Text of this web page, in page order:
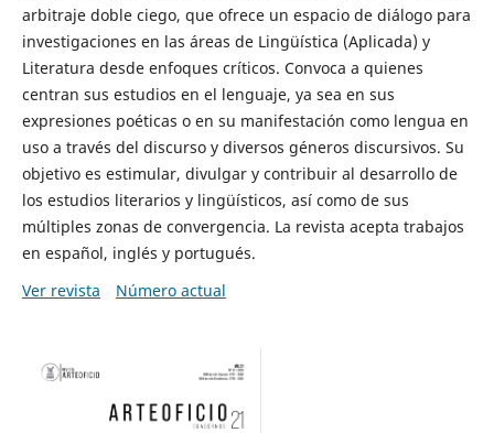
arbitraje doble ciego, que ofrece un espacio de diálogo para
investigaciones en las áreas de Lingüística (Aplicada) y
Literatura desde enfoques críticos. Convoca a quienes
centran sus estudios en el lenguaje, ya sea en sus
expresiones poéticas o en su manifestación como lengua en
uso a través del discurso y diversos géneros discursivos. Su
objetivo es estimular, divulgar y contribuir al desarrollo de
los estudios literarios y lingüísticos, así como de sus
múltiples zonas de convergencia. La revista acepta trabajos
en español, inglés y portugués.
Ver revista
Número actual